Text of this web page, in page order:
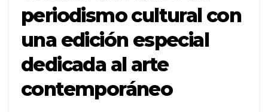
periodismo cultural con
una edición especial
dedicada al arte
contemporáneo